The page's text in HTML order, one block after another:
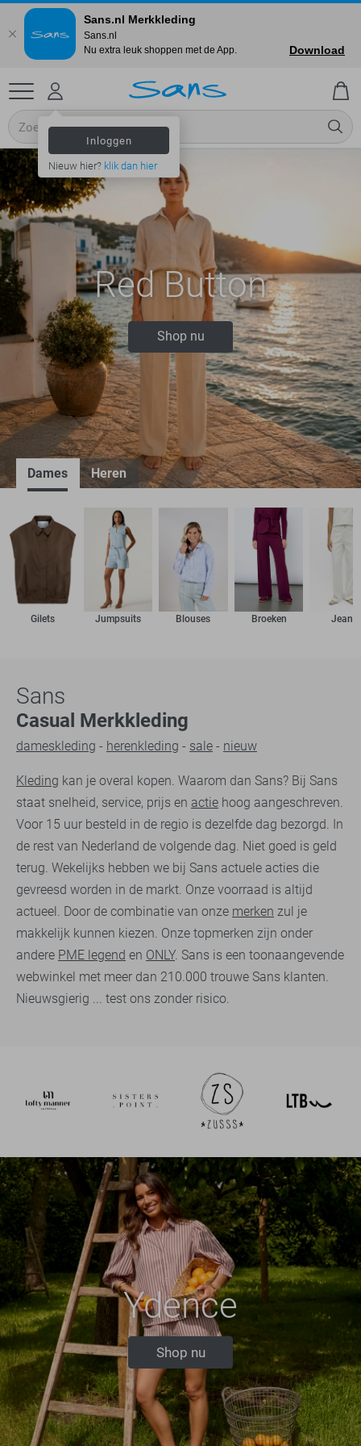
Inloggen
Nieuw hier? klik dan hier
Red Button
Shop nu
Dames Heren
Gilets Jumpsuits Blouses Broeken Jeans
Sans
Casual Merkkleding
dameskleding - herenkleding - sale - nieuw
Kleding kan je overal kopen. Waarom dan Sans? Bij Sans
staat snelheid, service, prijs en actie hoog aangeschreven.
Voor 15 uur besteld in de regio is dezelfde dag bezorgd. In
de rest van Nederland de volgende dag. Niet goed is geld
terug. Wekelijks hebben we bij Sans actuele acties die
gevreesd worden in de markt. Onze voorraad is altijd
actueel. Door de combinatie van onze merken zul je
makkelijk kunnen kiezen. Onze topmerken zijn onder
andere PME legend en ONLY. Sans is een toonaangevende
webwinkel met meer dan 210.000 trouwe Sans klanten.
Nieuwsgierig ... test ons zonder risico.
Ydence
Shop nu
Sans.nl Merkkleding
Sans.nl
Nu extra leuk shoppen met de App.
Download